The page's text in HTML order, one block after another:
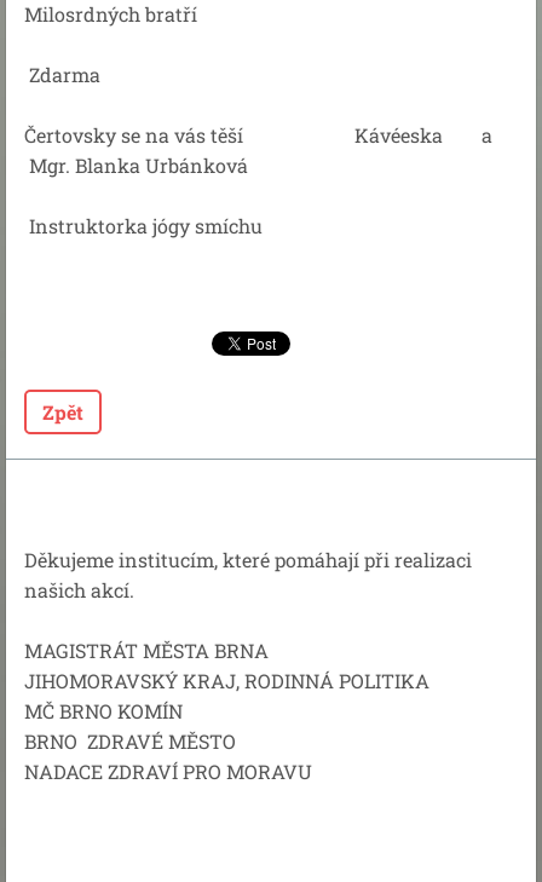
Milosrdných bratří
Zdarma
Čertovsky se na vás těší Kávéeska a
Mgr. Blanka Urbánková
Instruktorka jógy smíchu
Zpět
Děkujeme institucím, které pomáhají při realizaci
našich akcí.
MAGISTRÁT MĚSTA BRNA
JIHOMORAVSKÝ KRAJ, RODINNÁ POLITIKA
MČ BRNO KOMÍN
BRNO ZDRAVÉ MĚSTO
NADACE ZDRAVÍ PRO MORAVU